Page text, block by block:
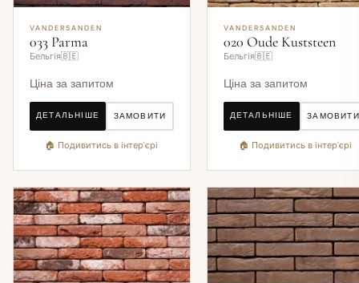
VANDERSANDEN
033 Parma
Бельгія🇧🇪
Ціна за запитом
ДЕТАЛЬНІШЕ ЗАМОВИТИ
🏠 Подивитись в інтер'єрі
VANDERSANDEN
020 Oude Kuststeen
Бельгія🇧🇪
Ціна за запитом
ДЕТАЛЬНІШЕ ЗАМОВИТИ
🏠 Подивитись в інтер'єрі